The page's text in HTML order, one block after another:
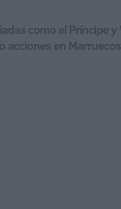
como el Príncipe
acciones en Marruecos